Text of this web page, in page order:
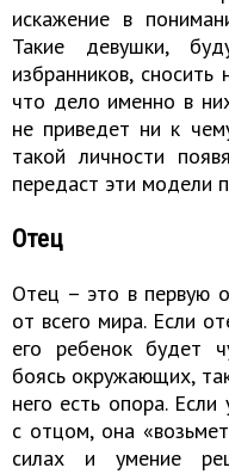
искажение в
Такие девушки,
избранников,
что дело именно в
не приведет ни к
такой личности
передаст эти модели
Отец
Отец – это в первую
от всего мира. Если
его ребенок будет
боясь окружающих,
него есть опора.
с отцом, она
силах и умение